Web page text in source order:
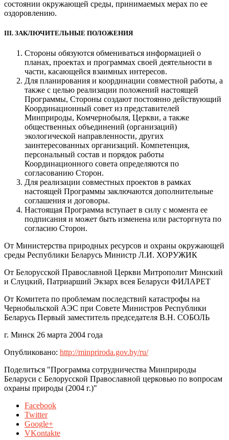
состоянии окружающей среды, принимаемых мерах по ее
оздоровлению.
III. ЗАКЛЮЧИТЕЛЬНЫЕ ПОЛОЖЕНИЯ
Стороны обязуются обмениваться информацией о
планах, проектах и программах своей деятельности в
части, касающейся взаимных интересов.
Для планирования и координации совместной работы, а
также с целью реализации положений настоящей
Программы, Стороны создают постоянно действующий
Координационный совет из представителей
Минприроды, Комчернобыля, Церкви, а также
общественных объединений (организаций)
экологической направленности, других
заинтересованных организаций. Компетенция,
персональный состав и порядок работы
Координационного совета определяются по
согласованию Сторон.
Для реализации совместных проектов в рамках
настоящей Программы заключаются дополнительные
соглашения и договоры.
Настоящая Программа вступает в силу с момента ее
подписания и может быть изменена или расторгнута по
согласию Сторон.
От Министерства природных ресурсов и охраны окружающей
среды Республики Беларусь Министр Л.И. ХОРУЖИК
От Белорусской Православной Церкви Митрополит Минский
и Слуцкий, Патриарший Экзарх всея Беларуси ФИЛАРЕТ
От Комитета по проблемам последствий катастрофы на
Чернобыльской АЭС при Совете Министров Республики
Беларусь Первый заместитель председателя В.Н. СОБОЛЬ
г. Минск 26 марта 2004 года
Опубликовано: http://minpriroda.gov.by/ru/
Поделиться "Программа сотрудничества Минприроды
Беларуси с Белорусской Православной церковью по вопросам
охраны природы (2004 г.)"
Facebook
Twitter
Google+
VKontakte